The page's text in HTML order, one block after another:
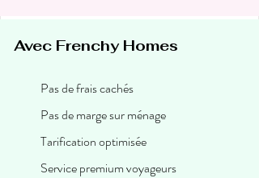
Avec Frenchy Homes
Pas de frais cachés
Pas de marge sur ménage
Tarification optimisée
Service premium voyageurs